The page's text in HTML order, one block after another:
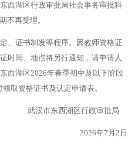
西湖区行政审批局社会事务审批科
不再受理。
、证书制发等程序。因教师资格证
时间、地点将另行通知，请申请人
西湖区2026年春季初中及以下阶段
取资格证书及认定申请表。
武汉市东西湖区行政审批局
2026年7月2日